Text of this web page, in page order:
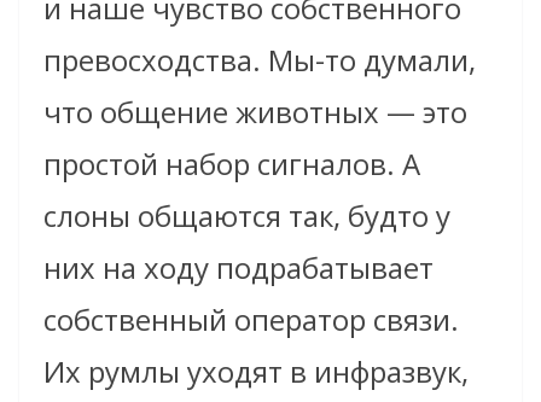
и наше чувство собственного
превосходства. Мы-то думали,
что общение животных — это
простой набор сигналов. А
слоны общаются так, будто у
них на ходу подрабатывает
собственный оператор связи.
Их румлы уходят в инфразвук,